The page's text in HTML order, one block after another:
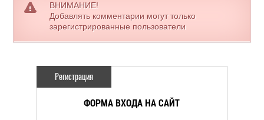
ВНИМАНИЕ!
Добавлять комментарии могут только
зарегистрированные пользователи
Регистрация
ФОРМА ВХОДА НА САЙТ